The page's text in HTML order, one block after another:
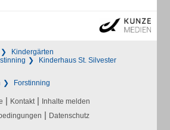
Kindergärten
Kinderhaus St. Silvester
Forstinning
| Kontakt | Inhalte melden
| Datenschutz